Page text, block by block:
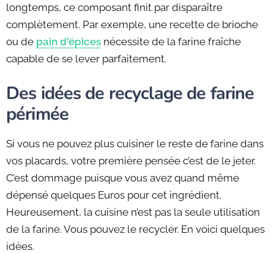
longtemps, ce composant finit par disparaître
complètement. Par exemple, une recette de brioche
ou de pain d'épices nécessite de la farine fraîche
capable de se lever parfaitement.
Des idées de recyclage de farine
périmée
Si vous ne pouvez plus cuisiner le reste de farine dans
vos placards, votre première pensée c’est de le jeter.
C’est dommage puisque vous avez quand même
dépensé quelques Euros pour cet ingrédient.
Heureusement, la cuisine n’est pas la seule utilisation
de la farine. Vous pouvez le recycler. En voici quelques
idées.